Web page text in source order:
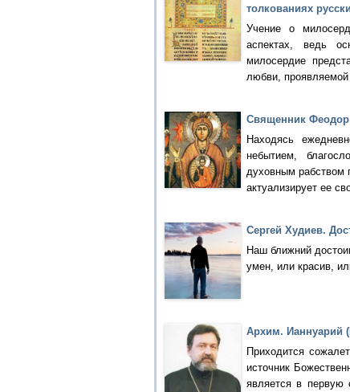
толкованиях
Учение о
аспектах, ведь
милосердие
любви,
Священник Феодор
Находясь
небытием,
духовным рабством
актуализирует ее
Сергей Худиев.
Наш ближний
умен, или красив,
Архим. Ианнуарий
Приходится
источник
является в первую